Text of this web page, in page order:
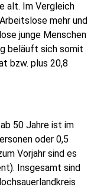
alt. Im Vergleich
mehr und
junge Menschen
beläuft sich somit
bzw. plus 20,8
50 Jahre ist im
oder 0,5
Vorjahr sind es
Insgesamt sind